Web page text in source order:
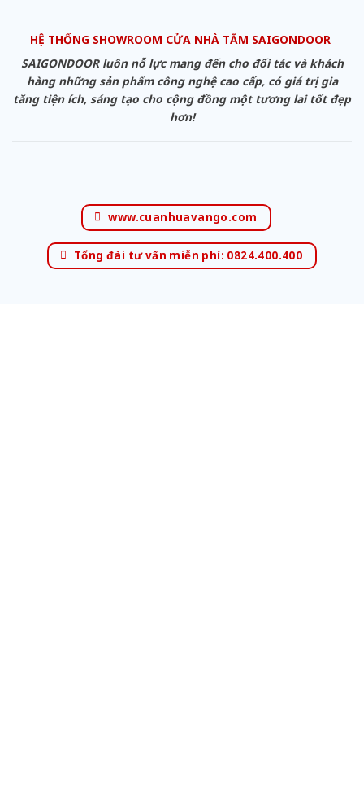
HỆ THỐNG SHOWROOM CỬA NHÀ TẮM SAIGONDOOR
SAIGONDOOR luôn nỗ lực mang đến cho đối tác và khách
hàng những sản phẩm công nghệ cao cấp, có giá trị gia
tăng tiện ích, sáng tạo cho cộng đồng một tương lai tốt đẹp
hơn!
www.cuanhuavango.com
Tổng đài tư vấn miễn phí: 0824.400.400